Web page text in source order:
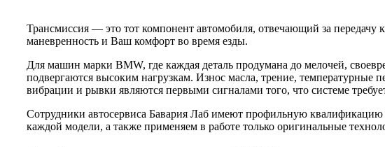
Трансмиссия — это тот компонент автомобиля, отвечающий за передачу
маневренность и Ваш комфорт во время езды.
Для машин марки BMW, где каждая деталь продумана до мелочей,
подвергаются высоким нагрузкам. Износ масла, трение, температурные
вибрации и рывки являются первыми сигналами того, что системе
Сотрудники автосервиса Бавария Лаб имеют профильную
каждой модели, а также применяем в работе только оригинальные